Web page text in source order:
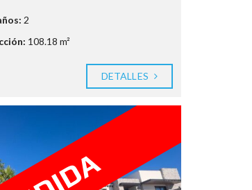
2
108.18 m²
DETALLES